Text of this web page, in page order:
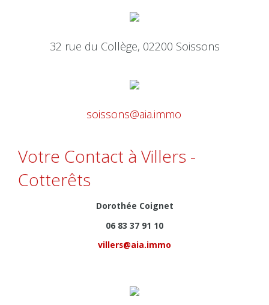
32 rue du Collège, 02200 Soissons
soissons@aia.immo
Votre Contact à Villers -
Cotterêts
Dorothée Coignet
06 83 37 91 10
villers@aia.immo